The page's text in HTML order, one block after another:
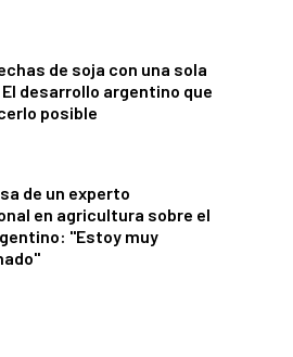
de soja con una sola
desarrollo argentino que
posible
de un experto
en agricultura sobre el
"Estoy muy